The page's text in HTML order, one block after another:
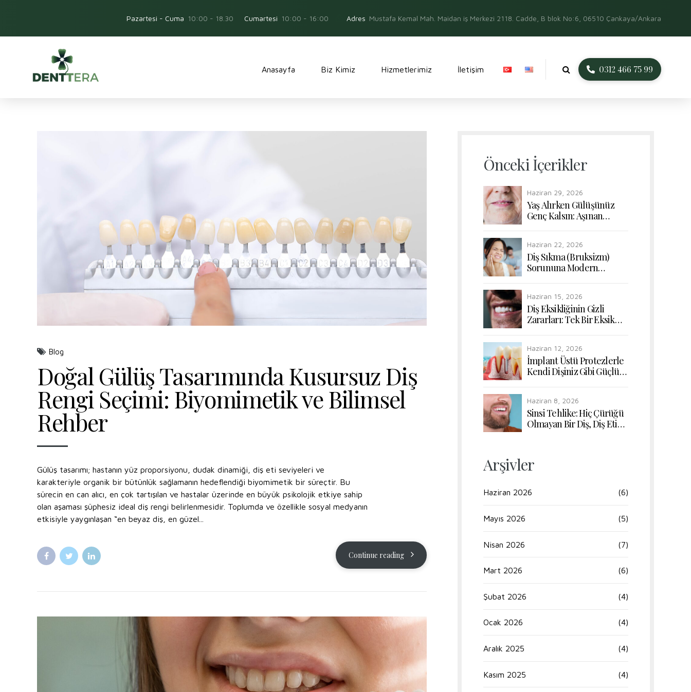
Pazartesi - Cuma 10:00 - 18.30 Cumartesi 10:00 - 16:00 Adres Mustafa Kemal Mah. Maidan iş Merkezi 2118. Cadde, B blok No:6, 06510 Çankaya/Ankara
0312 466 75 99
Anasayfa Biz Kimiz Hizmetlerimiz İletişim
Blog
Doğal Gülüş Tasarımında Kusursuz Diş
Rengi Seçimi: Biyomimetik ve Bilimsel
Rehber
Gülüş tasarımı; hastanın yüz proporsiyonu, dudak dinamiği, diş eti seviyeleri ve
karakteriyle organik bir bütünlük sağlamanın hedeflendiği biyomimetik bir süreçtir. Bu
sürecin en can alıcı, en çok tartışılan ve hastalar üzerinde en büyük psikolojik etkiye sahip
olan aşaması şüphesiz ideal diş rengi belirlenmesidir. Toplumda ve özellikle sosyal medyanın
etkisiyle yaygınlaşan “en beyaz diş, en güzel...
Continue reading
Önceki İçerikler
Haziran 29, 2026
Yaş Alırken Gülüşünüz
Genç Kalsın: Aşınan
Kazanılması
Haziran 22, 2026
Diş Sıkma (Bruksizm)
Sorununa Modern
Haziran 15, 2026
Diş Eksikliğinin Gizli
Zararları: Tek Bir Eksik
Haziran 12, 2026
İmplant Üstü Protezlerle
Kendi Dişiniz Gibi Güçlü
Haziran 8, 2026
Sinsi Tehlike: Hiç Çürüğü
Olmayan Bir Diş, Diş Eti
Arşivler
Haziran 2026 (6)
Mayıs 2026 (5)
Nisan 2026 (7)
Mart 2026 (6)
Şubat 2026 (4)
Ocak 2026 (4)
Aralık 2025 (4)
Kasım 2025 (4)